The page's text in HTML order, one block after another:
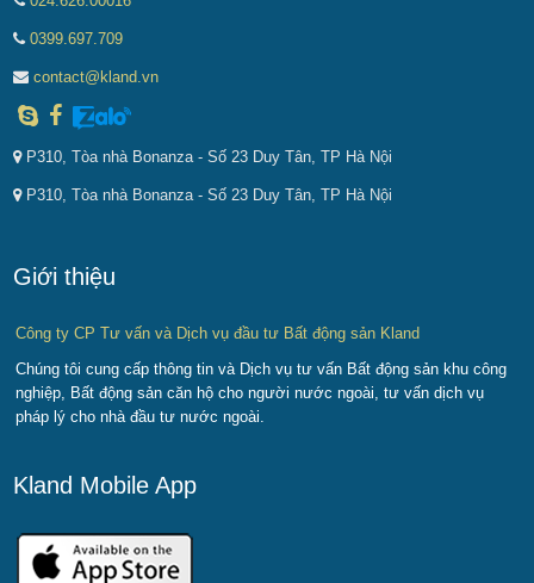
0399.697.709
contact@kland.vn
P310, Tòa nhà Bonanza - Số 23 Duy Tân, TP Hà Nội
P310, Tòa nhà Bonanza - Số 23 Duy Tân, TP Hà Nội
Giới thiệu
Công ty CP Tư vấn và Dịch vụ đầu tư Bất động sản Kland
Chúng tôi cung cấp thông tin và Dịch vụ tư vấn Bất động sản khu công
nghiệp, Bất động sản căn hộ cho người nước ngoài, tư vấn dịch vụ
pháp lý cho nhà đầu tư nước ngoài.
Kland Mobile App